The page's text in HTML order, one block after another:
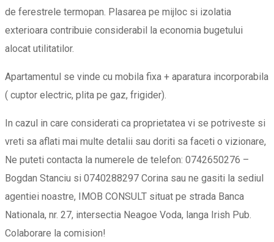
de ferestrele termopan. Plasarea pe mijloc si izolatia
exterioara contribuie considerabil la economia bugetului
alocat utilitatilor.
Apartamentul se vinde cu mobila fixa + aparatura incorporabila
( cuptor electric, plita pe gaz, frigider).
In cazul in care considerati ca proprietatea vi se potriveste si
vreti sa aflati mai multe detalii sau doriti sa faceti o vizionare,
Ne puteti contacta la numerele de telefon: 0742650276 –
Bogdan Stanciu si 0740288297 Corina sau ne gasiti la sediul
agentiei noastre, IMOB CONSULT situat pe strada Banca
Nationala, nr. 27, intersectia Neagoe Voda, langa Irish Pub.
Colaborare la comision!